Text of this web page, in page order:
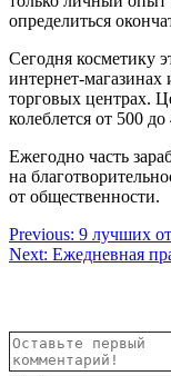
определиться
Сегодня косметику
интернет-
торговых центрах.
колеблется от 500
Ежегодно часть
на
от общественности.
Навигация
по
Previous: 9 лучших
Next: Ежедневная